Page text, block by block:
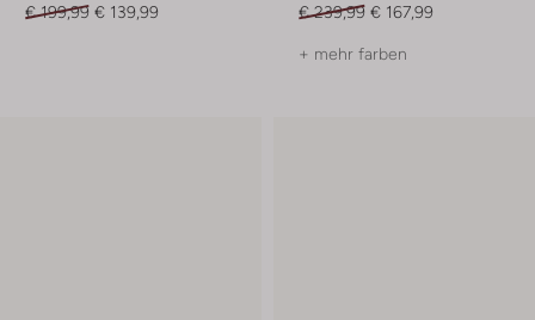
€ 199,99 € 139,99
€ 239,99 € 167,99
+ mehr farben